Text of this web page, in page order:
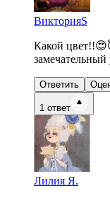
ВикторияS
Какой
Ответить
1 ответ
Лилия Я.